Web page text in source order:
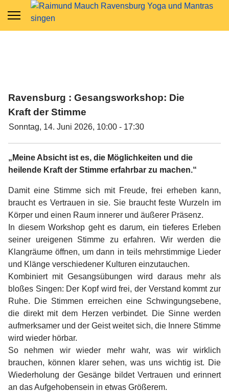
Ravensburg : Gesangsworkshop: Die
Kraft der Stimme
Sonntag, 14. Juni 2026, 10:00 - 17:30
„Meine Absicht ist es, die Möglichkeiten und die
heilende Kraft der Stimme erfahrbar zu machen.“
Damit eine Stimme sich mit Freude, frei erheben kann,
braucht es Vertrauen in sie. Sie braucht feste Wurzeln im
Körper und einen Raum innerer und äußerer Präsenz.
In diesem Workshop geht es darum, ein tieferes Erleben
seiner ureigenen Stimme zu erfahren. Wir werden die
Klangräume öffnen, um dann in teils mehrstimmige Lieder
und Klänge verschiedener Kulturen einzutauchen.
Kombiniert mit Gesangsübungen wird daraus mehr als
bloßes Singen: Der Kopf wird frei, der Verstand kommt zur
Ruhe. Die Stimmen erreichen eine Schwingungsebene,
die direkt mit dem Herzen verbindet. Die Sinne werden
aufmerksamer und der Geist weitet sich, die Innere Stimme
wird wieder hörbar.
So nehmen wir wieder mehr wahr, was wir wirklich
brauchen, können klarer sehen, was uns wichtig ist. Die
Wiederholung der Gesänge bildet Vertrauen und erinnert
an das Aufgehobensein in etwas Größerem.